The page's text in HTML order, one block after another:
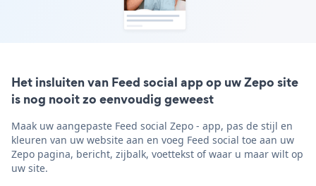
Het insluiten van Feed social app op uw Zepo site
is nog nooit zo eenvoudig geweest
Maak uw aangepaste Feed social Zepo - app, pas de stijl en
kleuren van uw website aan en voeg Feed social toe aan uw
Zepo pagina, bericht, zijbalk, voettekst of waar u maar wilt op
uw site.